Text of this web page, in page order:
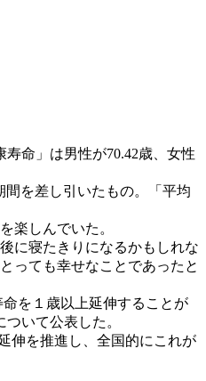
命」は男性が70.42歳、女性
を差し引いたもの。「平均
楽しんでいた。
に寝たきりになるかもしれな
っても幸せなことであったと
を１歳以上延伸することが
いて公表した。
伸を推進し、全国的にこれが